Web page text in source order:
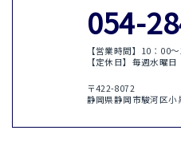
054-
【営業時間】10：00
【定休日】毎週水曜日
〒422-8072
静岡県静岡市駿河区小